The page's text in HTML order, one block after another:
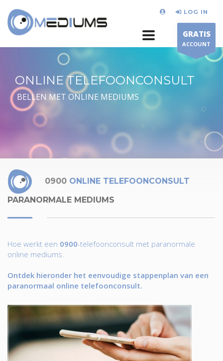
LOG IN
GRATIS
ACCOUNT
ONLINE TELEFOONCONSULT
BELLEN MET ONLINE MEDIUMS
0900 ONLINE TELEFOONCONSULT
PARANORMALE MEDIUMS
Hoe werkt een 0900-telefoonconsult met paranormale
online mediums.
Ontdek hieronder het eenvoudige stappenplan van een
paranormaal online telefoonconsult.